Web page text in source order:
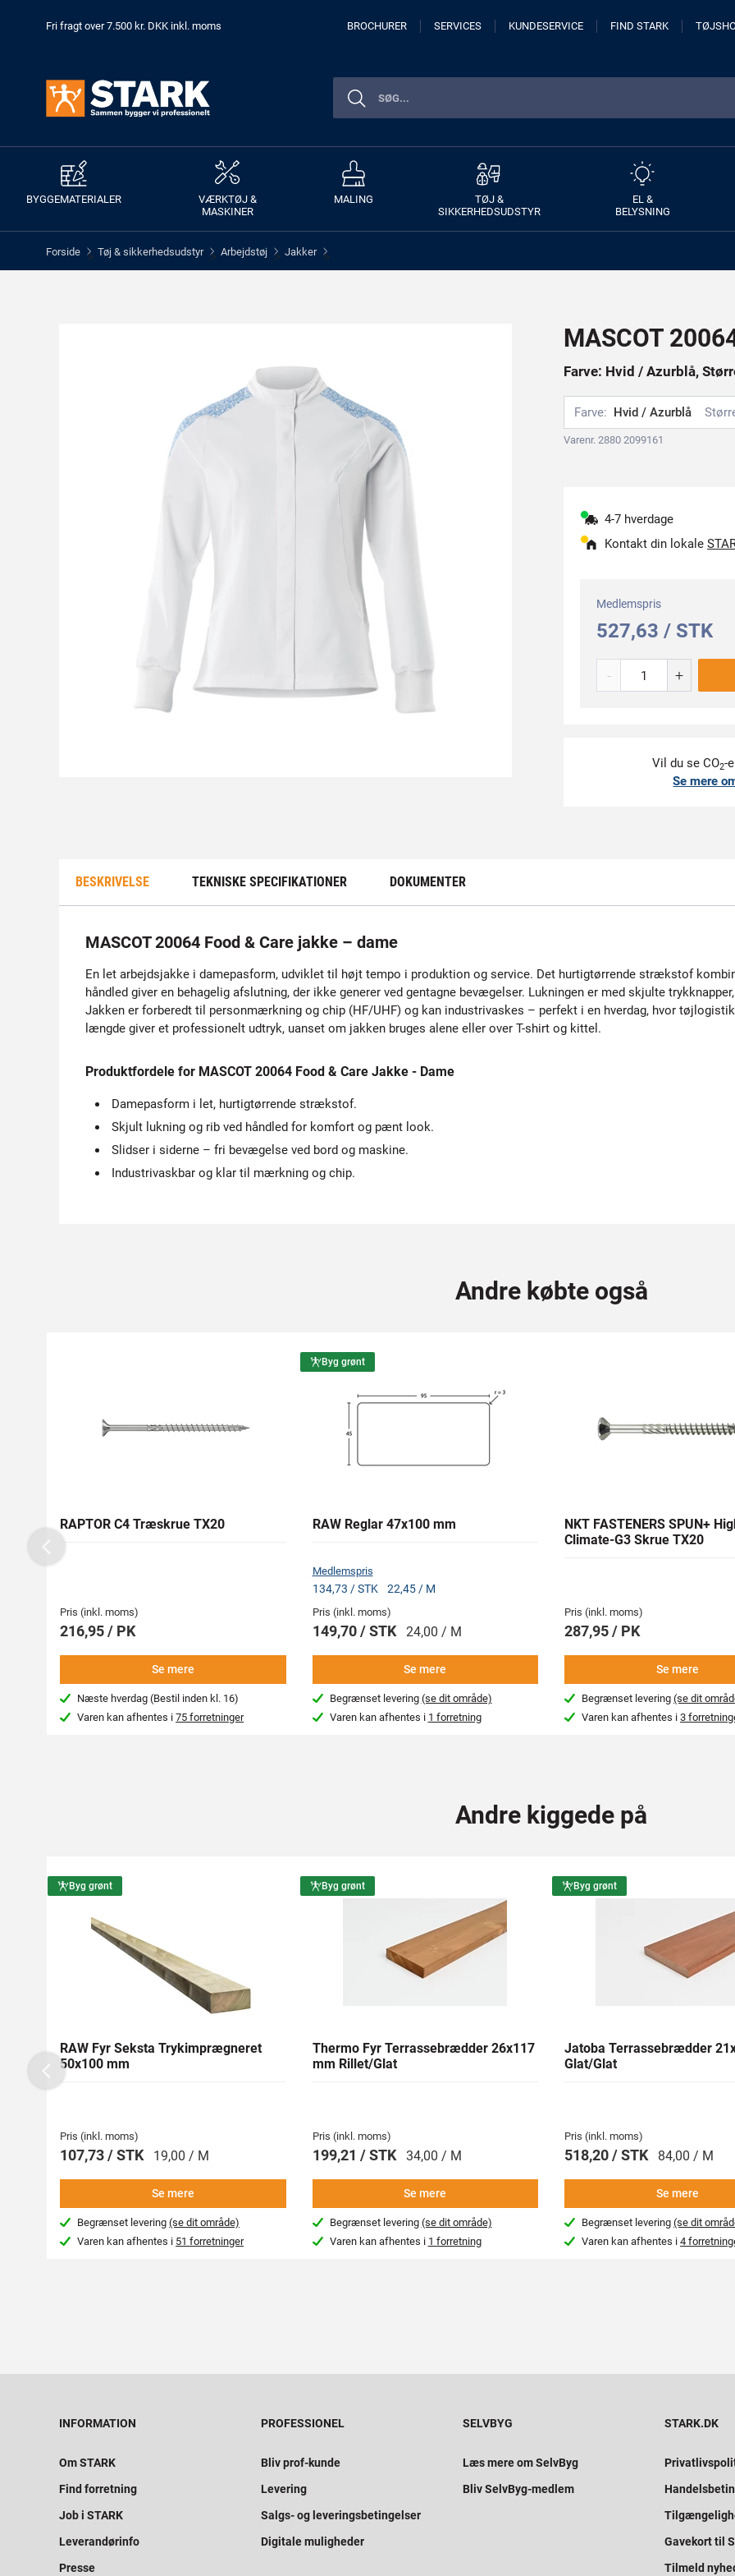
Fri fragt over 7.500 kr. DKK inkl. moms BROCHURER SERVICES KUNDESERVICE FIND STARK
BYGGEMATERIALER
VÆRKTØJ &
MASKINER
MALING
TØJ &
SIKKERHEDSUDSTYR
EL &
BELYSNING
Forside > Tøj & sikkerhedsudstyr > Arbejdstøj > Jakker >
MASCOT
Farve: Hvid / Azurblå,
Farve: Hvid / Azurblå
Varenr. 2880 2099161
4-7 hverdage
Kontakt din lokale
Medlemspris
527,63 / STK
- +
Vil du se CO2-
Se mere
BESKRIVELSE TEKNISKE SPECIFIKATIONER DOKUMENTER
MASCOT 20064 Food & Care jakke – dame
En let arbejdsjakke i damepasform, udviklet til højt tempo i produktion og service. Det hurtigtørrende strækstof
håndled giver en behagelig afslutning, der ikke generer ved gentagne bevægelser. Lukningen er med skjulte
Jakken er forberedt til personmærkning og chip (HF/UHF) og kan industrivaskes – perfekt i en hverdag, hvor
længde giver et professionelt udtryk, uanset om jakken bruges alene eller over T-shirt og kittel.
Produktfordele for MASCOT 20064 Food & Care Jakke - Dame
Damepasform i let, hurtigtørrende strækstof.
Skjult lukning og rib ved håndled for komfort og pænt look.
Slidser i siderne – fri bevægelse ved bord og maskine.
Industrivaskbar og klar til mærkning og chip.
Andre købte også
RAPTOR C4 Træskrue TX20
Pris (inkl. moms)
216,95 / PK
Se mere
Næste hverdag (Bestil inden kl. 16)
Varen kan afhentes i75 forretninger
Byg grønt
RAW Reglar 47x100 mm
Medlemspris
134,73 / STK 22,45 / M
Pris (inkl. moms)
149,70 / STK 24,00 / M
Se mere
Begrænset levering (se dit område)
Varen kan afhentes i 1 forretning
NKT FASTENERS SPUN+
Climate-G3 Skrue TX20
Pris (inkl. moms)
287,95 / PK
Se mere
Begrænset levering(se dit
Varen kan afhentes i3
Previous
Andre kiggede på
Byg grønt
RAW Fyr Seksta Trykimprægneret
50x100 mm
Pris (inkl. moms)
107,73 / STK 19,00 / M
Se mere
Begrænset levering(se dit område)
Varen kan afhentes i 51 forretninger
Byg grønt
Thermo Fyr Terrassebrædder 26x117
mm Rillet/Glat
Pris (inkl. moms)
199,21 / STK 34,00 / M
Se mere
Begrænset levering (se dit område)
Varen kan afhentes i 1 forretning
Byg grønt
Jatoba Terrassebrædder
Glat/Glat
Pris (inkl. moms)
518,20 / STK 84,00 / M
Se mere
Begrænset levering(se dit
Varen kan afhentes i4
Previous
INFORMATION
Om STARK
Find forretning
Job i STARK
Leverandørinfo
Presse
PROFESSIONEL
Bliv prof-kunde
Levering
Salgs- og leveringsbetingelser
Digitale muligheder
SELVBYG
Læs mere om SelvByg
Bliv SelvByg-medlem
STARK.DK
Gavekort til
Tilmeld